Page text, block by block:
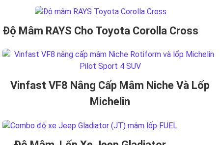
Độ Mâm RAYS Cho Toyota Corolla Cross
Vinfast VF8 Nâng Cấp Mâm Niche Và Lốp
Michelin